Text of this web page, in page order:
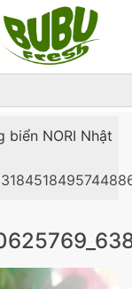
biển NORI Nhật